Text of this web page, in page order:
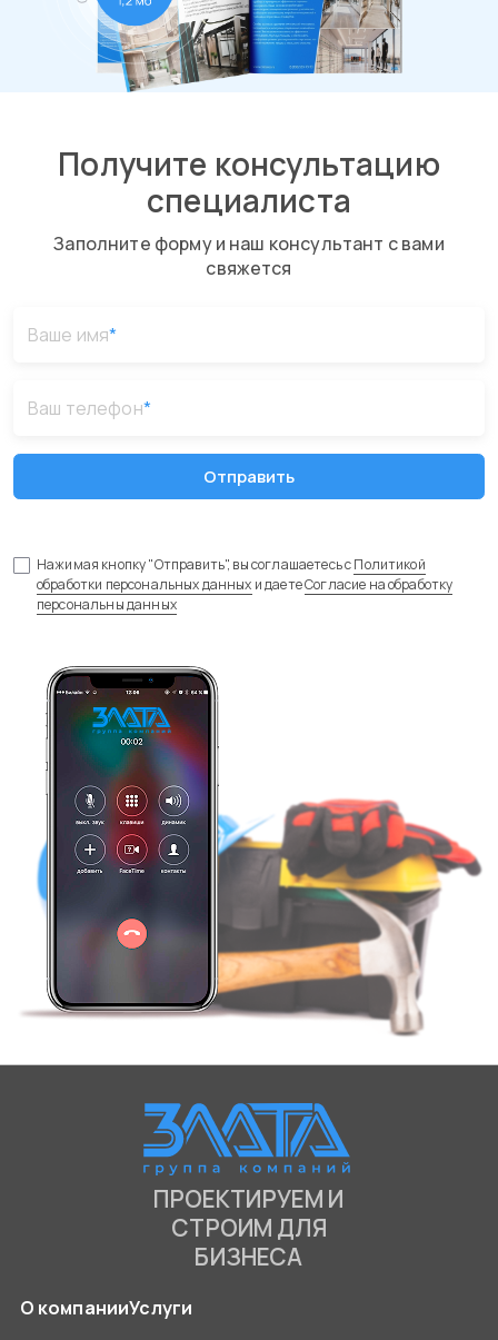
Получите консультацию
специалиста
Заполните форму и наш консультант с вами
свяжется
Ваше имя*
Ваш телефон*
Отправить
Нажимая кнопку "Отправить", вы соглашаетесь сПолитикой
обработки персональных данных и даетеСогласие на обработку
персональны данных
ПРОЕКТИРУЕМ И
СТРОИМ ДЛЯ
БИЗНЕСА
О компанииУслуги